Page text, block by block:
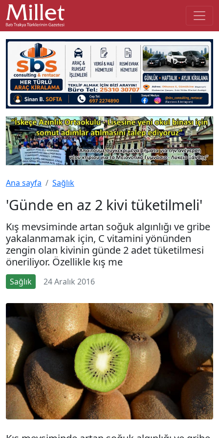
Ana sayfa Sağlık
'Günde en az 2 kivi tüketilmeli'
Kış mevsiminde artan soğuk algınlığı ve gribe
yakalanmamak için, C vitamini yönünden
zengin olan kivinin günde 2 adet tüketilmesi
öneriliyor. Özellikle kış me
Sağlık 24 Aralık 2016